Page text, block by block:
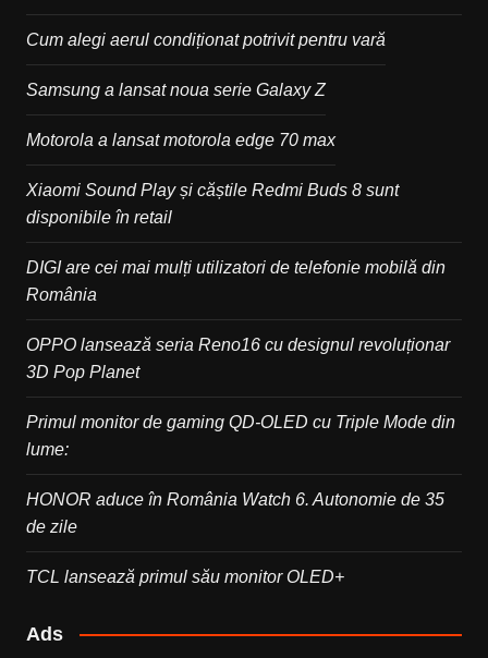
Cum alegi aerul condiționat potrivit pentru vară
Samsung a lansat noua serie Galaxy Z
Motorola a lansat motorola edge 70 max
Xiaomi Sound Play și căștile Redmi Buds 8 sunt
disponibile în retail
DIGI are cei mai mulți utilizatori de telefonie mobilă din
România
OPPO lansează seria Reno16 cu designul revoluționar
3D Pop Planet
Primul monitor de gaming QD-OLED cu Triple Mode din
lume:
HONOR aduce în România Watch 6. Autonomie de 35
de zile
TCL lansează primul său monitor OLED+
Ads